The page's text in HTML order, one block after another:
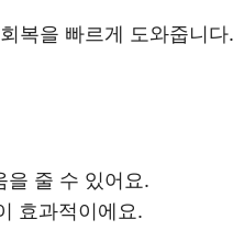
복을 빠르게 도와줍니다.
을 줄 수 있어요.
효과적이에요.